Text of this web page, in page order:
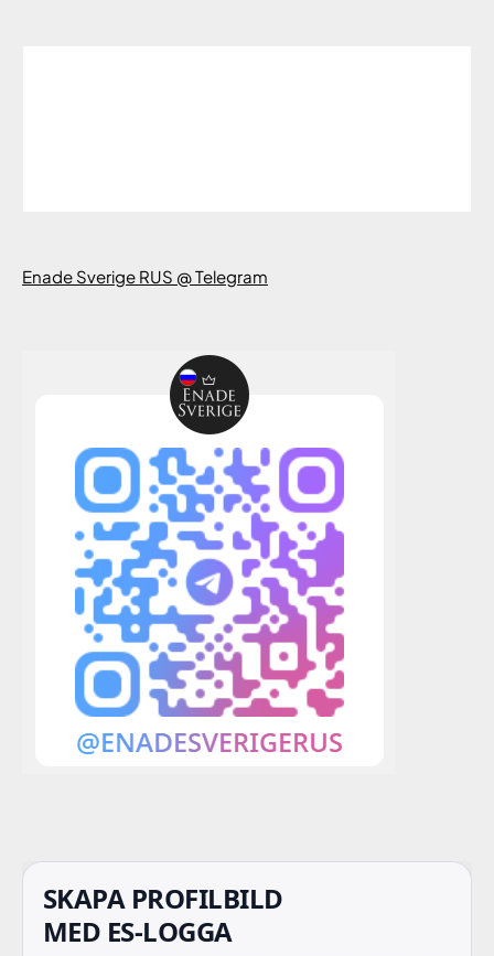
Enade Sverige RUS @ Telegram
SKAPA PROFILBILD
MED ES-LOGGA